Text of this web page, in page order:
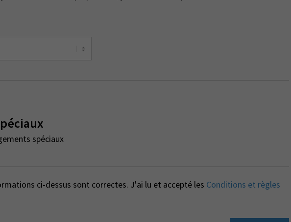
spéciaux
ci-dessus sont correctes. J'ai lu et accepté les Conditions et règles